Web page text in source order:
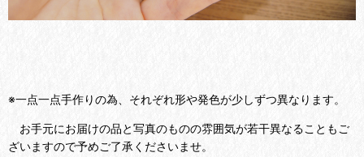
※一点一点手作りの為、それぞれ形や発色が少しずつ異なります。
お手元にお届けの品と写真のものの雰囲気が若干異なることもご
ざいますので予めご了承くださいませ。